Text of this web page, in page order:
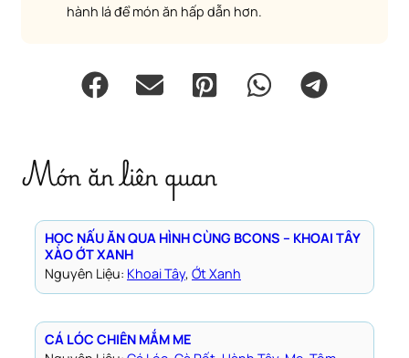
hành lá để món ăn hấp dẫn hơn.
Món ăn liên quan
HỌC NẤU ĂN QUA HÌNH CÙNG BCONS – KHOAI TÂY
XÀO ỚT XANH
Nguyên Liệu: Khoai Tây, Ớt Xanh
CÁ LÓC CHIÊN MẮM ME